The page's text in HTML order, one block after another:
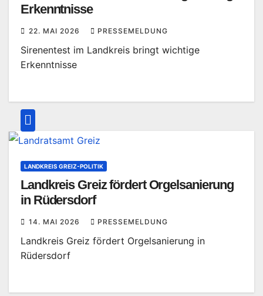
Erkenntnisse
22. MAI 2026 PRESSEMELDUNG
Sirenentest im Landkreis bringt wichtige
Erkenntnisse
LANDKREIS GREIZ-POLITIK
Landkreis Greiz fördert Orgelsanierung
in Rüdersdorf
14. MAI 2026 PRESSEMELDUNG
Landkreis Greiz fördert Orgelsanierung in
Rüdersdorf